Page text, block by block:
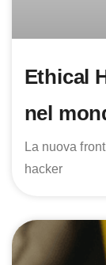
Ethical
nel
La nuova
hacker